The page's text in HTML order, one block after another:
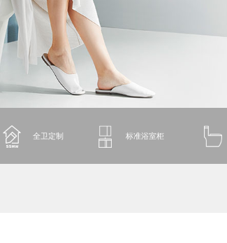
全卫定制 标准浴室柜